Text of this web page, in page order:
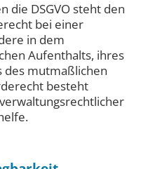
die DSGVO steht den
bei einer
in dem
Aufenthalts, ihres
des mutmaßlichen
besteht